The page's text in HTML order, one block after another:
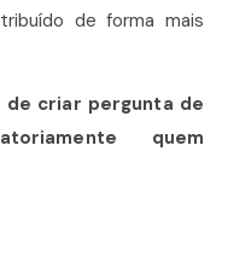
de forma mais
de criar pergunta de
quem